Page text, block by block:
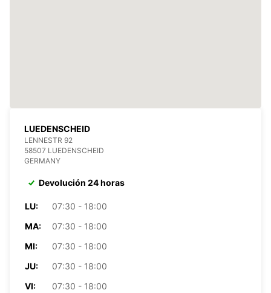
LUEDENSCHEID
LENNESTR 92
58507 LUEDENSCHEID
GERMANY
Devolución 24 horas
LU:
07:30 - 18:00
MA:
07:30 - 18:00
MI:
07:30 - 18:00
JU:
07:30 - 18:00
VI:
07:30 - 18:00